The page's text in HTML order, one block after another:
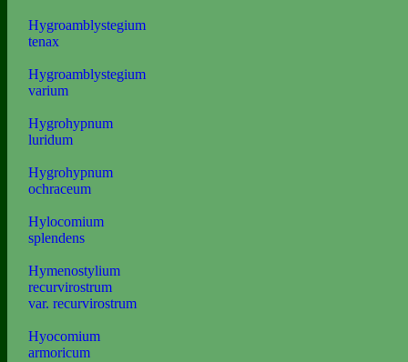
Hygroamblystegium
tenax
Hygroamblystegium
varium
Hygrohypnum
luridum
Hygrohypnum
ochraceum
Hylocomium
splendens
Hymenostylium
recurvirostrum
var. recurvirostrum
Hyocomium
armoricum